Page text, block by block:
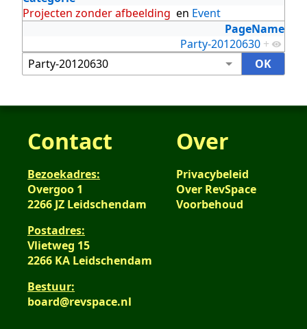
Projecten zonder afbeelding en Event
PageName
Party-20120630 +
Contact
Bezoekadres:
Overgoo 1
2266 JZ Leidschendam
Postadres:
Vlietweg 15
2266 KA Leidschendam
Bestuur:
board@revspace.nl
Over
Privacybeleid
Over RevSpace
Voorbehoud